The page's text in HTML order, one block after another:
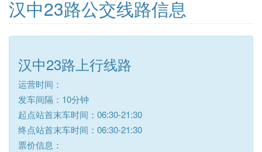
汉中23路公交线路信息
汉中23路上行线路
运营时间：
发车间隔：10分钟
起点站首末车时间：06:30-21:30
终点站首末车时间：06:30-21:30
票价信息：